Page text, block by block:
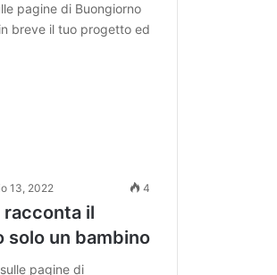
pagine di Buongiorno
breve il tuo progetto ed
13, 2022 4
il
solo un bambino
pagine di